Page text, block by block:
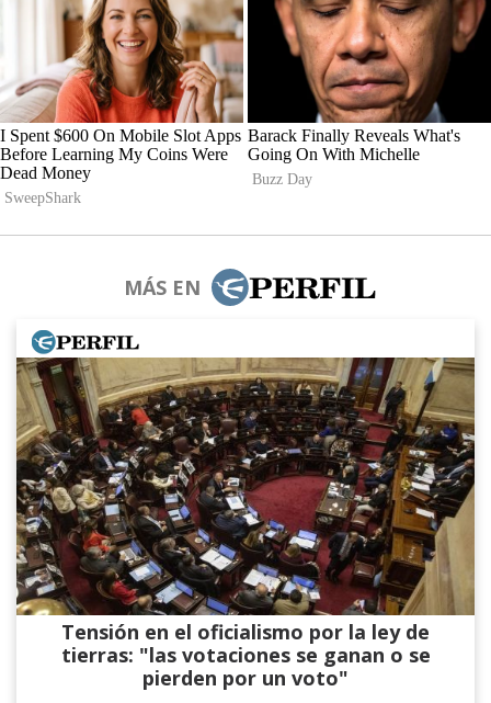
MÁS EN
Tensión en el oficialismo por la ley de
tierras: "las votaciones se ganan o se
pierden por un voto"